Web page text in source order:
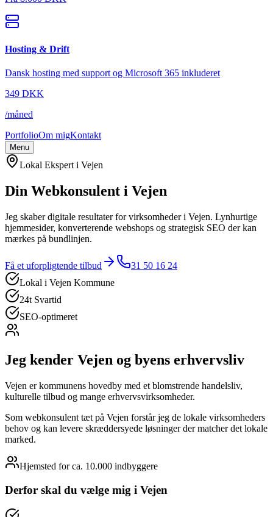
Hosting & Drift
Dansk hosting med support og Microsoft 365 inkluderet
349 DKK
/måned
PortfolioOm migKontakt
Menu
Lokal Ekspert i Vejen
Din Webkonsulent i Vejen
Jeg skaber digitale resultater for virksomheder i Vejen. Lynhurtige
hjemmesider, konverterende webshops og strategisk SEO der kan
mærkes på bundlinjen.
Få et uforpligtende tilbud
31 50 16 24
Lokal i Vejen Kommune
24t Svartid
SEO-optimeret
Jeg kender Vejen og byens erhvervsliv
Vejen er kommunens hovedby med et blomstrende handelsliv,
kulturelle tilbud og mange erhvervsvirksomheder.
Som webkonsulent tæt på Vejen forstår jeg de lokale virksomheders
behov og kan levere skræddersyede løsninger der matcher det lokale
marked.
Hjemsted forca. 10.000 indbyggere
Derfor skal du vælge mig i Vejen